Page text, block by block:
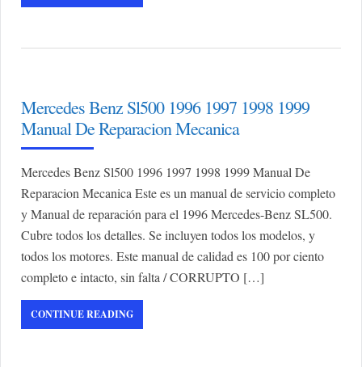
Mercedes Benz Sl500 1996 1997 1998 1999
Manual De Reparacion Mecanica
Mercedes Benz Sl500 1996 1997 1998 1999 Manual De
Reparacion Mecanica Este es un manual de servicio completo
y Manual de reparación para el 1996 Mercedes-Benz SL500.
Cubre todos los detalles. Se incluyen todos los modelos, y
todos los motores. Este manual de calidad es 100 por ciento
completo e intacto, sin falta / CORRUPTO […]
CONTINUE READING